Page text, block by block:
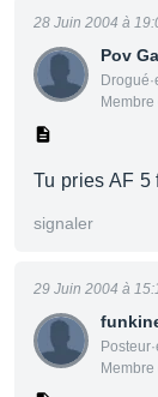
Pov
28 Juin 2004 à
Tu pries AF 5
signaler
29 Juin 2004 à